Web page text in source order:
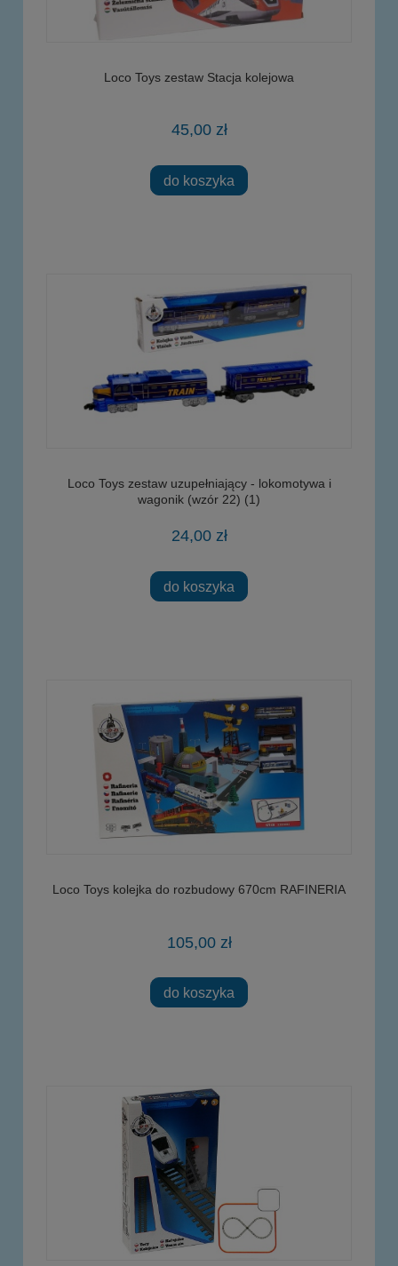
Loco Toys zestaw Stacja kolejowa
45,00 zł
do koszyka
Loco Toys zestaw uzupełniający - lokomotywa i
wagonik (wzór 22) (1)
24,00 zł
do koszyka
Loco Toys kolejka do rozbudowy 670cm RAFINERIA
105,00 zł
do koszyka